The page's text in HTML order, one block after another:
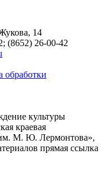
14
(8652) 26-00-42
обработки
культуры
краевая
им. М. Ю. Лермонтова»,
прямая ссылка